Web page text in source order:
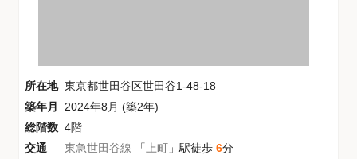
所在地 東京都世田谷区世田谷1-48-18
築年月
2024年8月 (築2年)
総階数 4階
交通
東急世田谷線 「 上町 」駅徒歩 6分